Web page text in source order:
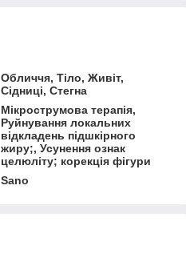
Обличчя, Тіло, Живіт,
Сідниці, Стегна
Мікрострумова терапія,
Руйнування локальних
відкладень підшкірного
жиру;, Усунення ознак
целюліту; корекція фігури
Sano